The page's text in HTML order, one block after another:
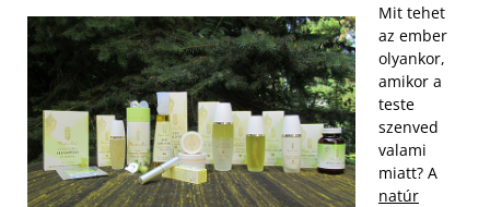
Mit tehet
az ember
olyankor,
amikor a
teste
szenved
valami
miatt? A
natúr